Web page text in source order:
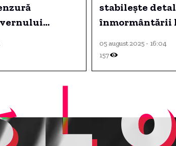
stabilește
înmormântării
05 august 2025 - 16:04
157